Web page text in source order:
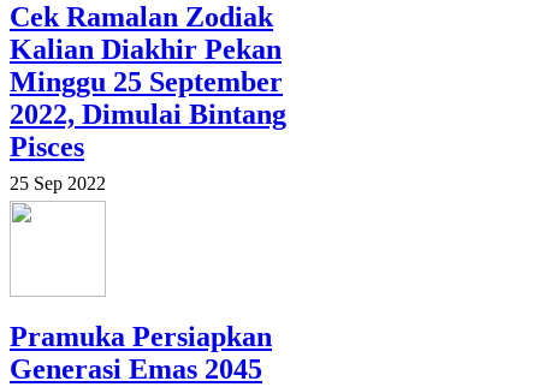
Cek Ramalan Zodiak
Kalian Diakhir Pekan
Minggu 25 September
2022, Dimulai Bintang
Pisces
25 Sep 2022
Pramuka Persiapkan
Generasi Emas 2045